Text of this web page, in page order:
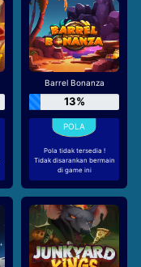
Barrel Bonanza
13%
Pola tidak tersedia !
Tidak disarankan bermain
di game ini